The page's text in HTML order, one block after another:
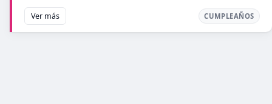
Ver más CUMPLEAÑOS